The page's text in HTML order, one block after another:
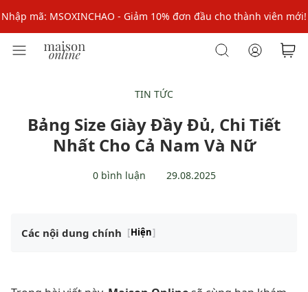
Nhập mã: MSOXINCHAO - Giảm 10% đơn đầu cho thành viên mới!
Nhập mã MSOPAY100: giảm ngay 10% khi thanh toán trực tuyến
TIN TỨC
Bảng Size Giày Đầy Đủ, Chi Tiết
Nhất Cho Cả Nam Và Nữ
0 bình luận 29.08.2025
Các nội dung chính [Hiện]